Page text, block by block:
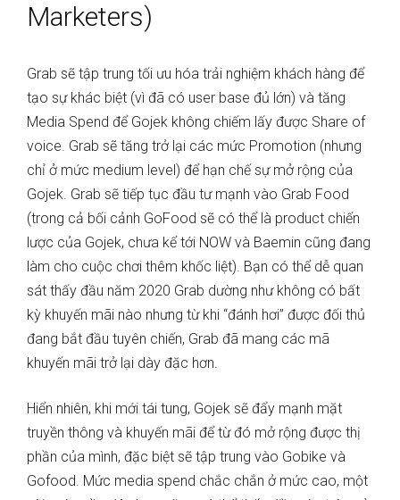
Marketers)
Grab sẽ tập trung tối ưu hóa trải nghiệm khách hàng để
tạo sự khác biệt (vì đã có user base đủ lớn) và tăng
Media Spend để Gojek không chiếm lấy được Share of
voice. Grab sẽ tăng trở lại các mức Promotion (nhưng
chỉ ở mức medium level) để hạn chế sự mở rộng của
Gojek. Grab sẽ tiếp tục đầu tư mạnh vào Grab Food
(trong cả bối cảnh GoFood sẽ có thể là product chiến
lược của Gojek, chưa kể tới NOW và Baemin cũng đang
làm cho cuộc chơi thêm khốc liệt). Bạn có thể dễ quan
sát thấy đầu năm 2020 Grab dường như không có bất
kỳ khuyến mãi nào nhưng từ khi “đánh hơi” được đối thủ
đang bắt đầu tuyên chiến, Grab đã mang các mã
khuyến mãi trở lại dày đặc hơn.
Hiển nhiên, khi mới tái tung, Gojek sẽ đẩy mạnh mặt
truyền thông và khuyến mãi để từ đó mở rộng được thị
phần của mình, đặc biệt sẽ tập trung vào Gobike và
Gofood. Mức media spend chắc chắn ở mức cao, một